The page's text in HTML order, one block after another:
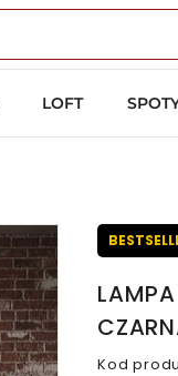
LOFT
Kod